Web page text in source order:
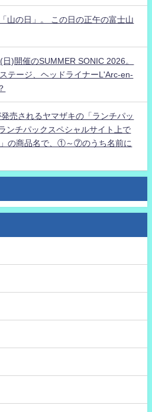
山の日」。 この日の正午の富士山
)開催のSUMMER SONIC 2026。
テージ、ヘッドライナーL'Arc-en-
売されるヤマザキの「ランチパッ
ンチパックスペシャルサイト上で
の商品名で、①～⑦のうち名前に